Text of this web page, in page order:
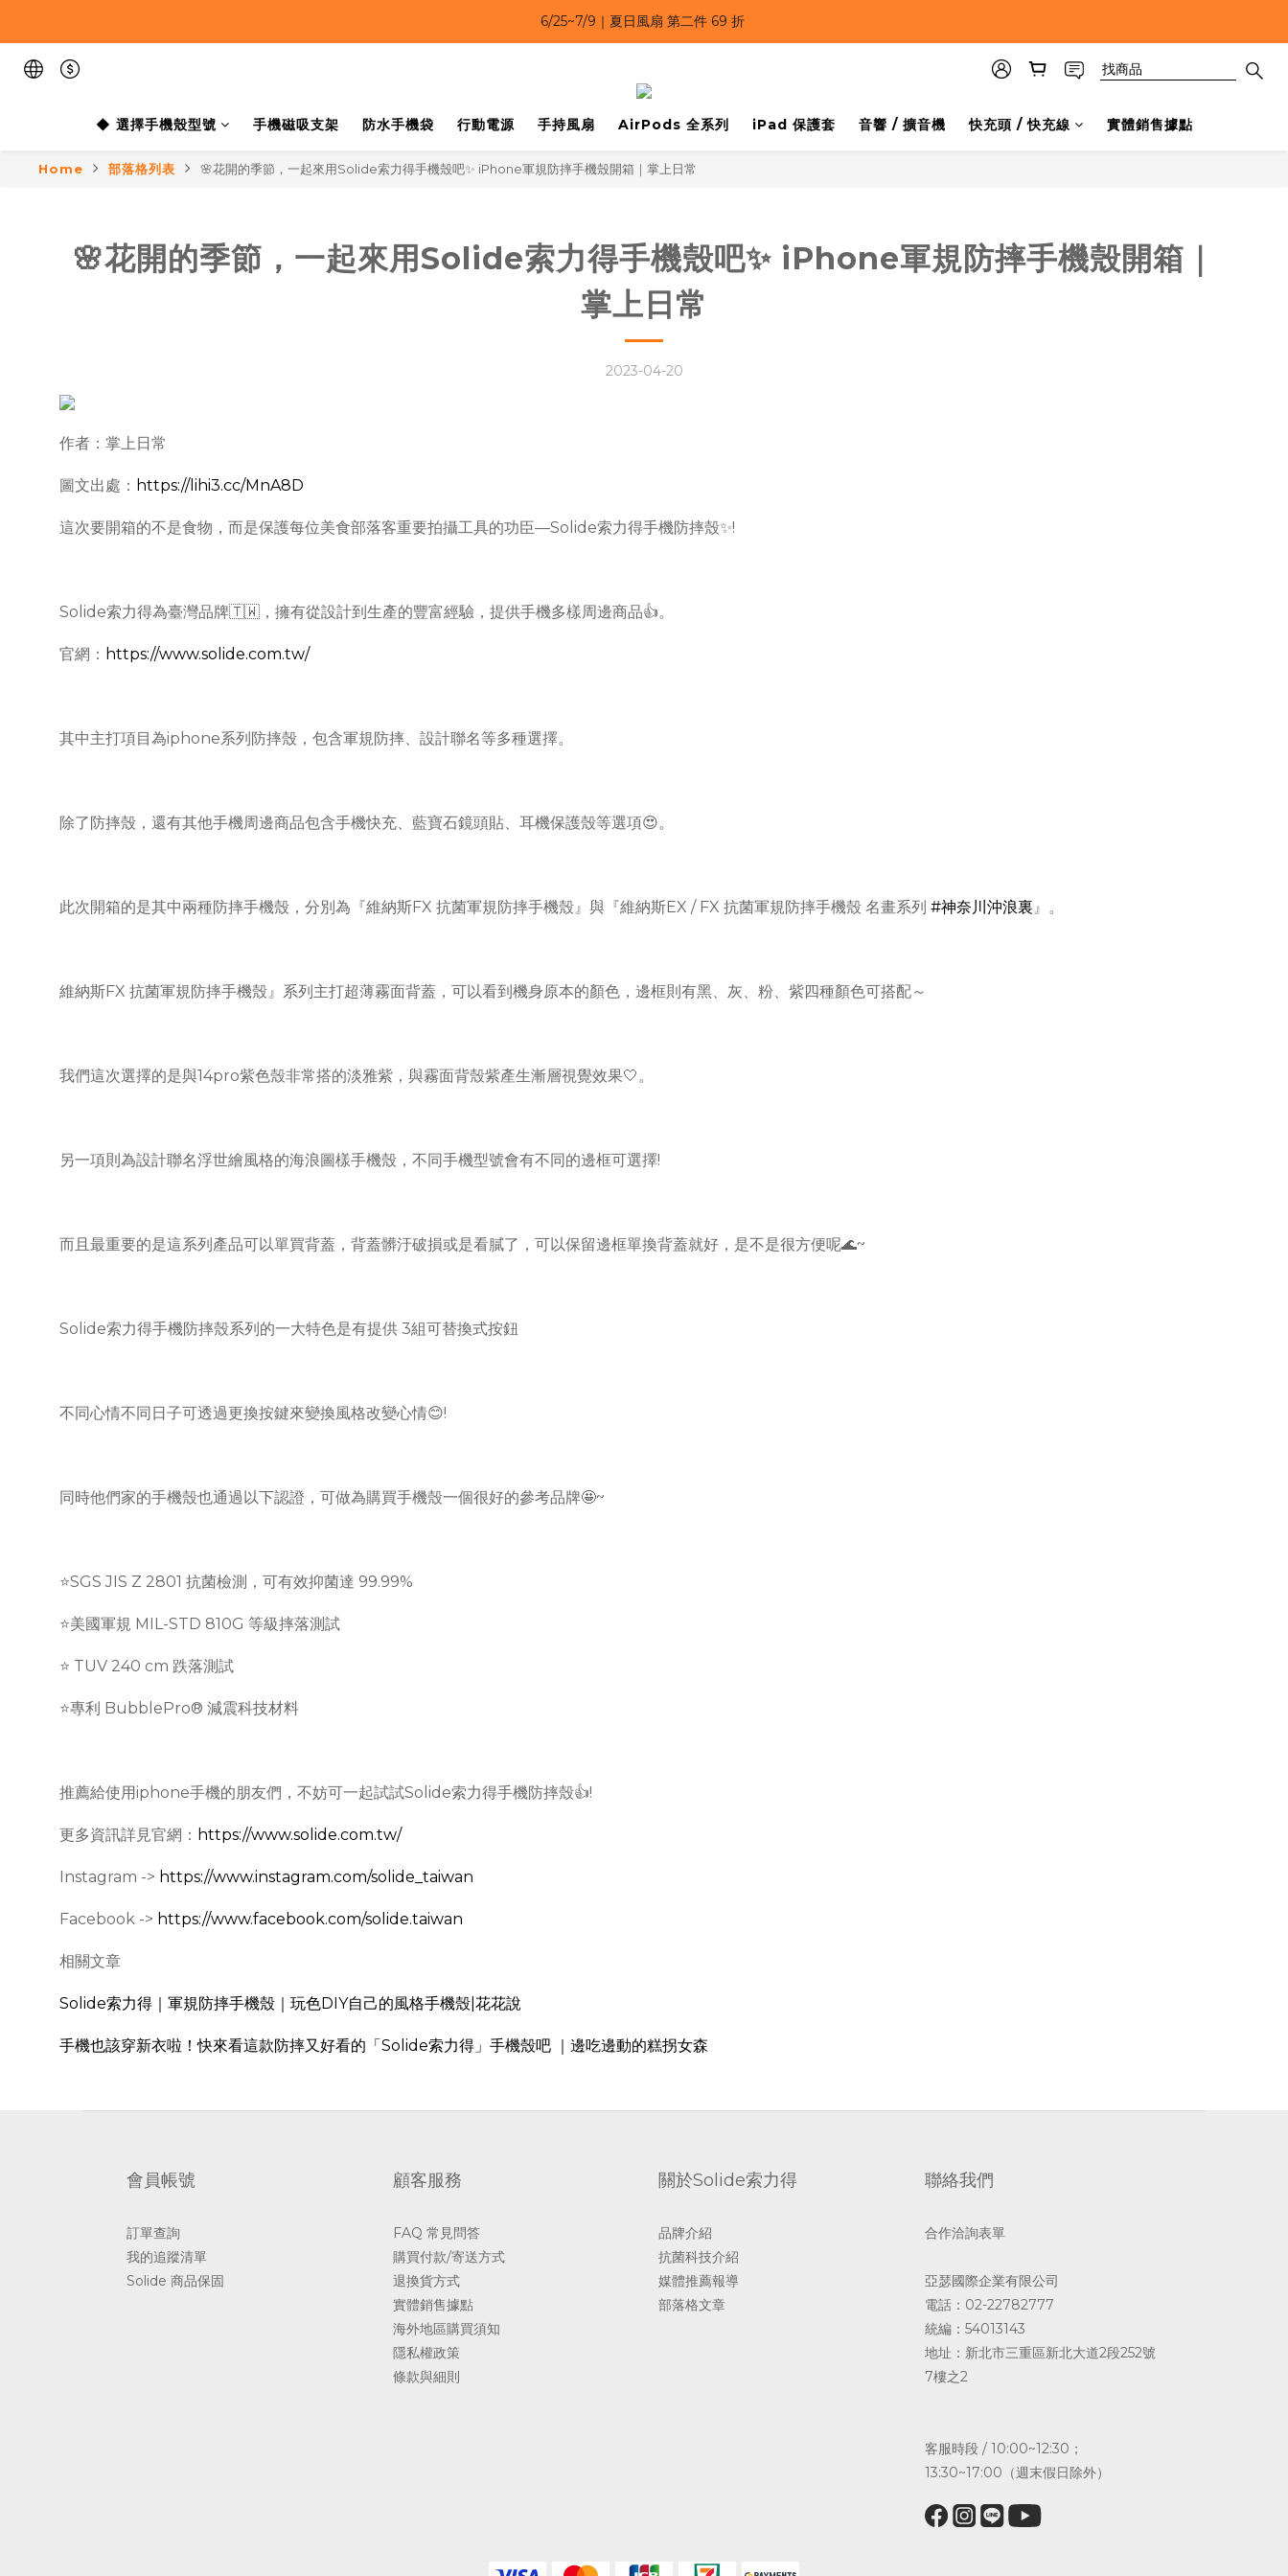
6/25~7/9｜夏日風扇 第二件 69 折
6/25~7/9｜夏日風扇 第二件 69 折
6/25~7/9｜夏日風扇 第二件 69 折
◆ 選擇手機殼型號
手機磁吸支架 防水手機袋 行動電源 手持風扇 AirPods 全系列 iPad 保護套 音響 / 擴音機 快充頭 / 快充線 實體銷售據點
Home 部落格列表 🌸花開的季節，一起來用Solide索力得手機殼吧✨ iPhone軍規防摔手機殼開箱｜掌上日常
🌸花開的季節，一起來用Solide索力得手機殼吧✨ iPhone軍規防摔手機殼開箱｜
掌上日常
2023-04-20
作者：掌上日常
圖文出處： https://lihi3.cc/MnA8D
這次要開箱的不是食物，而是保護每位美食部落客重要拍攝工具的功臣—Solide索力得手機防摔殼✨!
Solide索力得為臺灣品牌🇹🇼，擁有從設計到生產的豐富經驗，提供手機多樣周邊商品👍。
官網： https://www.solide.com.tw/
其中主打項目為iphone系列防摔殼，包含軍規防摔、設計聯名等多種選擇。
除了防摔殼，還有其他手機周邊商品包含手機快充、藍寶石鏡頭貼、耳機保護殼等選項😍。
此次開箱的是其中兩種防摔手機殼，分別為『維納斯FX 抗菌軍規防摔手機殼』與『維納斯EX / FX 抗菌軍規防摔手機殼 名畫系列 #神奈川沖浪裏』。
維納斯FX 抗菌軍規防摔手機殼』系列主打超薄霧面背蓋，可以看到機身原本的顏色，邊框則有黑、灰、粉、紫四種顏色可搭配～
我們這次選擇的是與14pro紫色殼非常搭的淡雅紫，與霧面背殼紫產生漸層視覺效果🤍。
另一項則為設計聯名浮世繪風格的海浪圖樣手機殼，不同手機型號會有不同的邊框可選擇!
而且最重要的是這系列產品可以單買背蓋，背蓋髒汙破損或是看膩了，可以保留邊框單換背蓋就好，是不是很方便呢🌊~
Solide索力得手機防摔殼系列的一大特色是有提供 3組可替換式按鈕
不同心情不同日子可透過更換按鍵來變換風格改變心情😊!
同時他們家的手機殼也通過以下認證，可做為購買手機殼一個很好的參考品牌🤩~
⭐️SGS JIS Z 2801 抗菌檢測，可有效抑菌達 99.99%
⭐️美國軍規 MIL-STD 810G 等級摔落測試
⭐️ TUV 240 cm 跌落測試
⭐️專利 BubblePro® 減震科技材料
推薦給使用iphone手機的朋友們，不妨可一起試試Solide索力得手機防摔殼👍!
更多資訊詳見官網： https://www.solide.com.tw/
Instagram -> https://www.instagram.com/solide_taiwan
Facebook -> https://www.facebook.com/solide.taiwan
相關文章
Solide索力得｜軍規防摔手機殼｜玩色DIY自己的風格手機殼|花花說
手機也該穿新衣啦！快來看這款防摔又好看的「Solide索力得」手機殼吧 ｜邊吃邊動的糕拐女森
會員帳號
訂單查詢
我的追蹤清單
Solide 商品保固
顧客服務
FAQ 常見問答
購買付款/寄送方式
退換貨方式
實體銷售據點
海外地區購買須知
隱私權政策
條款與細則
關於Solide索力得
品牌介紹
抗菌科技介紹
媒體推薦報導
部落格文章
聯絡我們
合作洽詢表單
亞瑟國際企業有限公司
電話：02-22782777
統編：54013143
地址：新北市三重區新北大道2段252號
7樓之2
客服時段 / 10:00~12:30；
13:30~17:00（週末假日除外）